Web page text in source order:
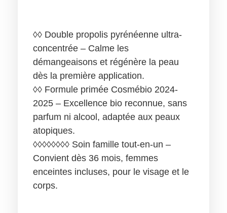
◊◊ Double propolis pyrénéenne ultra-
concentrée – Calme les
démangeaisons et régénère la peau
dès la première application.
◊◊ Formule primée Cosmébio 2024-
2025 – Excellence bio reconnue, sans
parfum ni alcool, adaptée aux peaux
atopiques.
◊◊◊◊◊◊◊◊ Soin famille tout-en-un –
Convient dès 36 mois, femmes
enceintes incluses, pour le visage et le
corps.